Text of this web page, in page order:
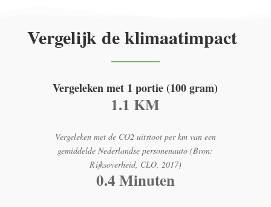
Vergelijk de klimaatimpact
Vergeleken met 1 portie (100 gram)
1.1 KM
Vergeleken met de CO2 uitstoot per km van een
gemiddelde Nederlandse personenauto (Bron:
Rijksoverheid, CLO, 2017)
0.4 Minuten